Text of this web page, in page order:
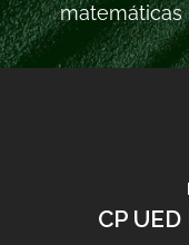
matemáticas
CP